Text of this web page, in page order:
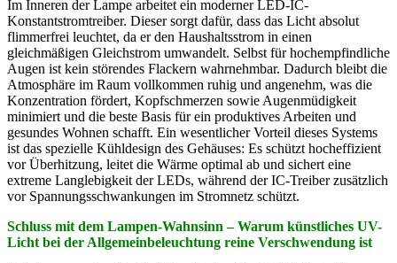
Im Inneren der Lampe arbeitet ein moderner LED-IC-
Konstantstromtreiber. Dieser sorgt dafür, dass das Licht absolut
flimmerfrei leuchtet, da er den Haushaltsstrom in einen
gleichmäßigen Gleichstrom umwandelt. Selbst für hochempfindliche
Augen ist kein störendes Flackern wahrnehmbar. Dadurch bleibt die
Atmosphäre im Raum vollkommen ruhig und angenehm, was die
Konzentration fördert, Kopfschmerzen sowie Augenmüdigkeit
minimiert und die beste Basis für ein produktives Arbeiten und
gesundes Wohnen schafft. Ein wesentlicher Vorteil dieses Systems
ist das spezielle Kühldesign des Gehäuses: Es schützt hocheffizient
vor Überhitzung, leitet die Wärme optimal ab und sichert eine
extreme Langlebigkeit der LEDs, während der IC-Treiber zusätzlich
vor Spannungsschwankungen im Stromnetz schützt.
Schluss mit dem Lampen-Wahnsinn – Warum künstliches UV-
Licht bei der Allgemeinbeleuchtung reine Verschwendung ist